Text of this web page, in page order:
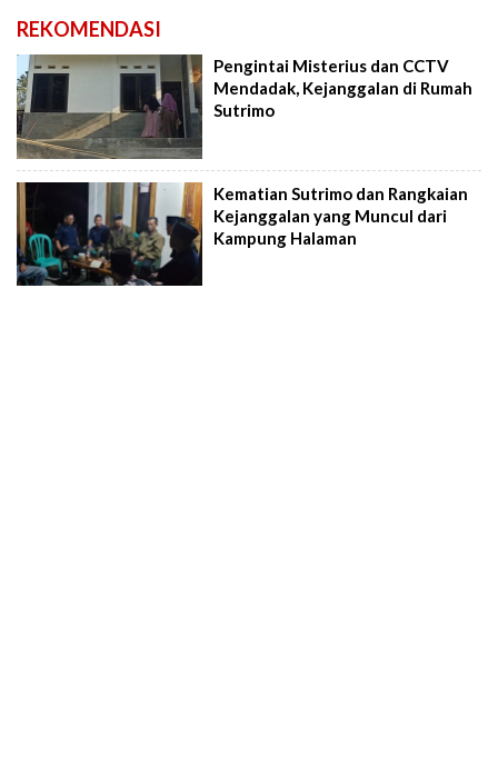
REKOMENDASI
Pengintai Misterius dan CCTV
Mendadak, Kejanggalan di Rumah
Sutrimo
Kematian Sutrimo dan Rangkaian
Kejanggalan yang Muncul dari
Kampung Halaman